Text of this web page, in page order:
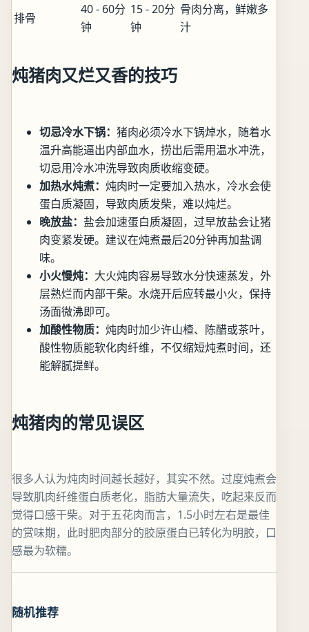
排骨
40 - 60分
钟
15 - 20分
钟
骨肉分离，鲜嫩多
汁
炖猪肉又烂又香的技巧
切忌冷水下锅： 猪肉必须冷水下锅焯水，随着水
温升高能逼出内部血水，捞出后需用温水冲洗，
切忌用冷水冲洗导致肉质收缩变硬。
加热水炖煮： 炖肉时一定要加入热水，冷水会使
蛋白质凝固，导致肉质发柴，难以炖烂。
晚放盐： 盐会加速蛋白质凝固，过早放盐会让猪
肉变紧发硬。建议在炖煮最后20分钟再加盐调
味。
小火慢炖： 大火炖肉容易导致水分快速蒸发，外
层熟烂而内部干柴。水烧开后应转最小火，保持
汤面微沸即可。
加酸性物质： 炖肉时加少许山楂、陈醋或茶叶，
酸性物质能软化肉纤维，不仅缩短炖煮时间，还
能解腻提鲜。
炖猪肉的常见误区
很多人认为炖肉时间越长越好，其实不然。过度炖煮会
导致肌肉纤维蛋白质老化，脂肪大量流失，吃起来反而
觉得口感干柴。对于五花肉而言，1.5小时左右是最佳
的赏味期，此时肥肉部分的胶原蛋白已转化为明胶，口
感最为软糯。
随机推荐